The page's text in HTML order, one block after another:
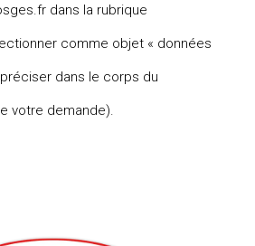
dans la rubrique
comme objet « données
dans le corps du
votre demande).